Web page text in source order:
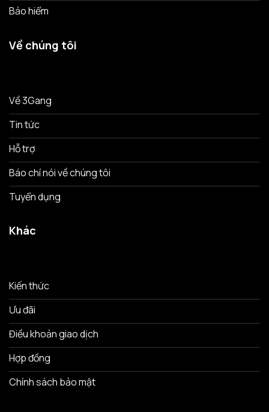
Bảo hiểm
Về chúng tôi
Về 3Gang
Tin tức
Hỗ trợ
Báo chí nói về chúng tôi
Tuyển dụng
Khác
Kiến thức
Ưu đãi
Điều khoản giao dịch
Hợp đồng
Chính sách bảo mật